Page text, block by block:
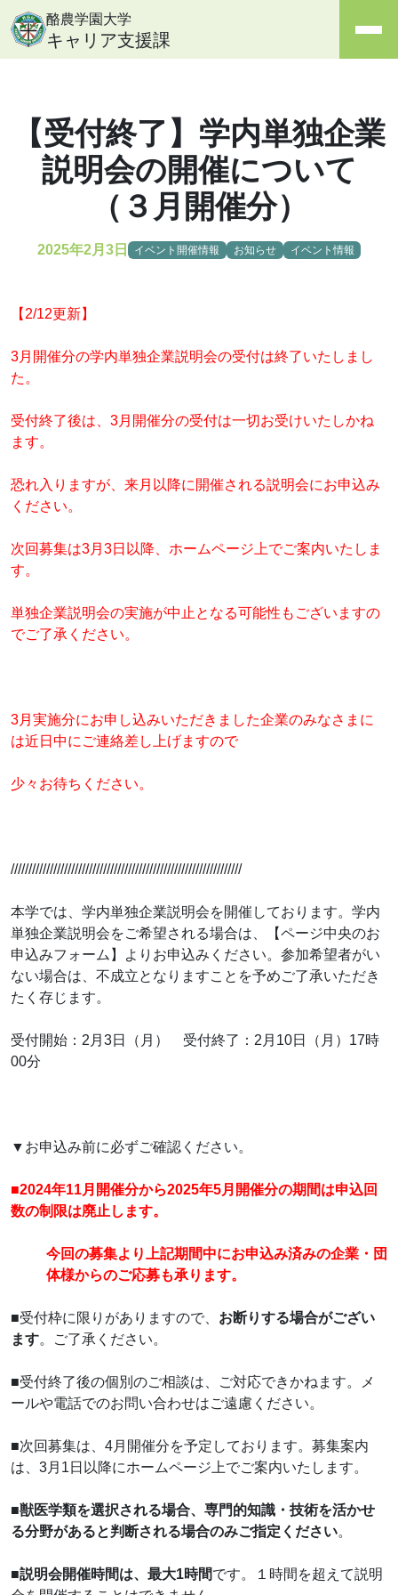
酪農学園大学
キャリア支援課
【受付終了】学内単独企業
説明会の開催について
（３月開催分）
2025年2月3日 イベント開催情報 お知らせ イベント情報
【2/12更新】
3月開催分の学内単独企業説明会の受付は終了いたしまし
た。
受付終了後は、3月開催分の受付は一切お受けいたしかね
ます。
恐れ入りますが、来月以降に開催される説明会にお申込み
ください。
次回募集は3月3日以降、ホームページ上でご案内いたしま
す。
単独企業説明会の実施が中止となる可能性もございますの
でご了承ください。
3月実施分にお申し込みいただきました企業のみなさまに
は近日中にご連絡差し上げますので
少々お待ちください。
/////////////////////////////////////////////////////////////////
本学では、学内単独企業説明会を開催しております。学内
単独企業説明会をご希望される場合は、【ページ中央のお
申込みフォーム】よりお申込みください。参加希望者がい
ない場合は、不成立となりますことを予めご了承いただき
たく存じます。
受付開始：2月3日（月） 受付終了：2月10日（月）17時
00分
▼お申込み前に必ずご確認ください。
■2024年11月開催分から2025年5月開催分の期間は申込回
数の制限は廃止します。
今回の募集より上記期間中にお申込み済みの企業・団
体様からのご応募も承ります。
■受付枠に限りがありますので、 お断りする場合がござい
ます。ご了承ください。
■受付終了後の個別のご相談は、ご対応できかねます。メ
ールや電話でのお問い合わせはご遠慮ください。
■次回募集は、4月開催分を予定しております。募集案内
は、3月1日以降にホームページ上でご案内いたします。
■獣医学類を選択される場合、専門的知識・技術を活かせ
る分野があると判断される場合のみご指定ください。
■説明会開催時間は、最大1時間です。１時間を超えて説明